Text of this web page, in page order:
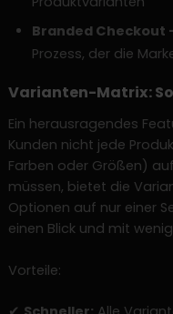
Branded Checkout
Prozess, der die
Varianten-Matrix:
Ein herausragendes
Kunden nicht jede
Farben oder Größen)
müssen, bietet die
Optionen auf nur einer
einen Blick und mit
Vorteile: